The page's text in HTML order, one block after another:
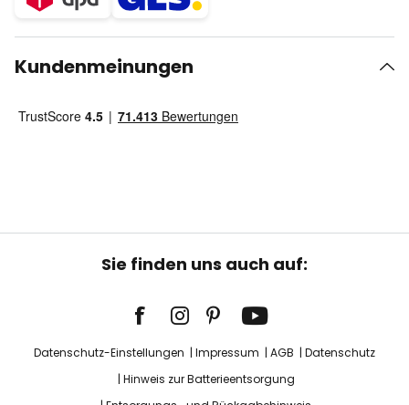
Kundenmeinungen
Sie finden uns auch auf:
Datenschutz-Einstellungen Impressum AGB
Datenschutz
Hinweis zur Batterieentsorgung